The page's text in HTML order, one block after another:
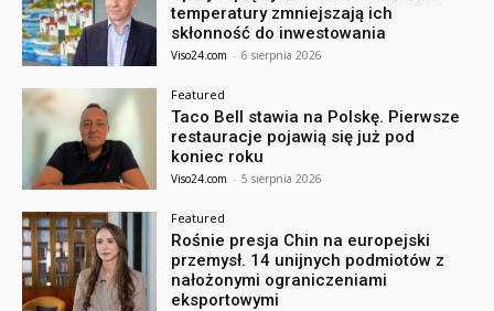
temperatury zmniejszają ich
skłonność do inwestowania
Viso24.com - 6 sierpnia 2026
Featured
Taco Bell stawia na Polskę. Pierwsze
restauracje pojawią się już pod
koniec roku
Viso24.com - 5 sierpnia 2026
Featured
Rośnie presja Chin na europejski
przemysł. 14 unijnych podmiotów z
nałożonymi ograniczeniami
eksportowymi